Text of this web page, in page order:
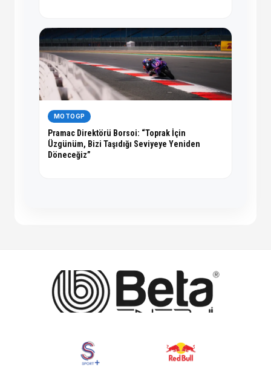
MOTOGP
Pramac Direktörü Borsoi: “Toprak İçin
Üzgünüm, Bizi Taşıdığı Seviyeye Yeniden
Döneceğiz”